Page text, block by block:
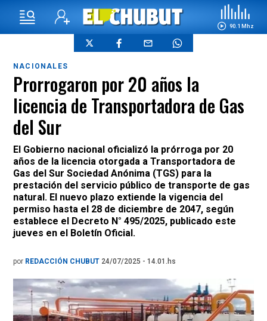
90.1 Mhz
NACIONALES
Prorrogaron por 20 años la
licencia de Transportadora de Gas
del Sur
El Gobierno nacional oficializó la prórroga por 20
años de la licencia otorgada a Transportadora de
Gas del Sur Sociedad Anónima (TGS) para la
prestación del servicio público de transporte de gas
natural. El nuevo plazo extiende la vigencia del
permiso hasta el 28 de diciembre de 2047, según
establece el Decreto N° 495/2025, publicado este
jueves en el Boletín Oficial.
por REDACCIÓN CHUBUT 24/07/2025 - 14.01.hs